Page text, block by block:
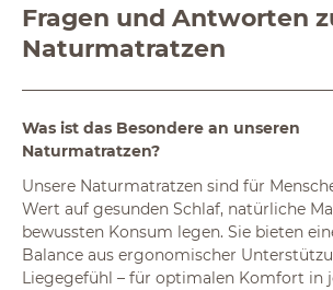
Fragen und Antworten
Naturmatratzen
Was ist das Besondere an unseren
Naturmatratzen?
Unsere Naturmatratzen sind für
Wert auf gesunden Schlaf, natürliche
bewussten Konsum legen. Sie bieten
Balance aus ergonomischer
Liegegefühl – für optimalen Komfort in